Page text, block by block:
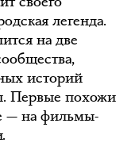
легенда.
на две
историй
Первые похожи
— на фильмы-